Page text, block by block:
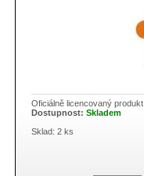
Oficiálně licencovaný produkt
Dostupnost:Skladem
Sklad: 2 ks